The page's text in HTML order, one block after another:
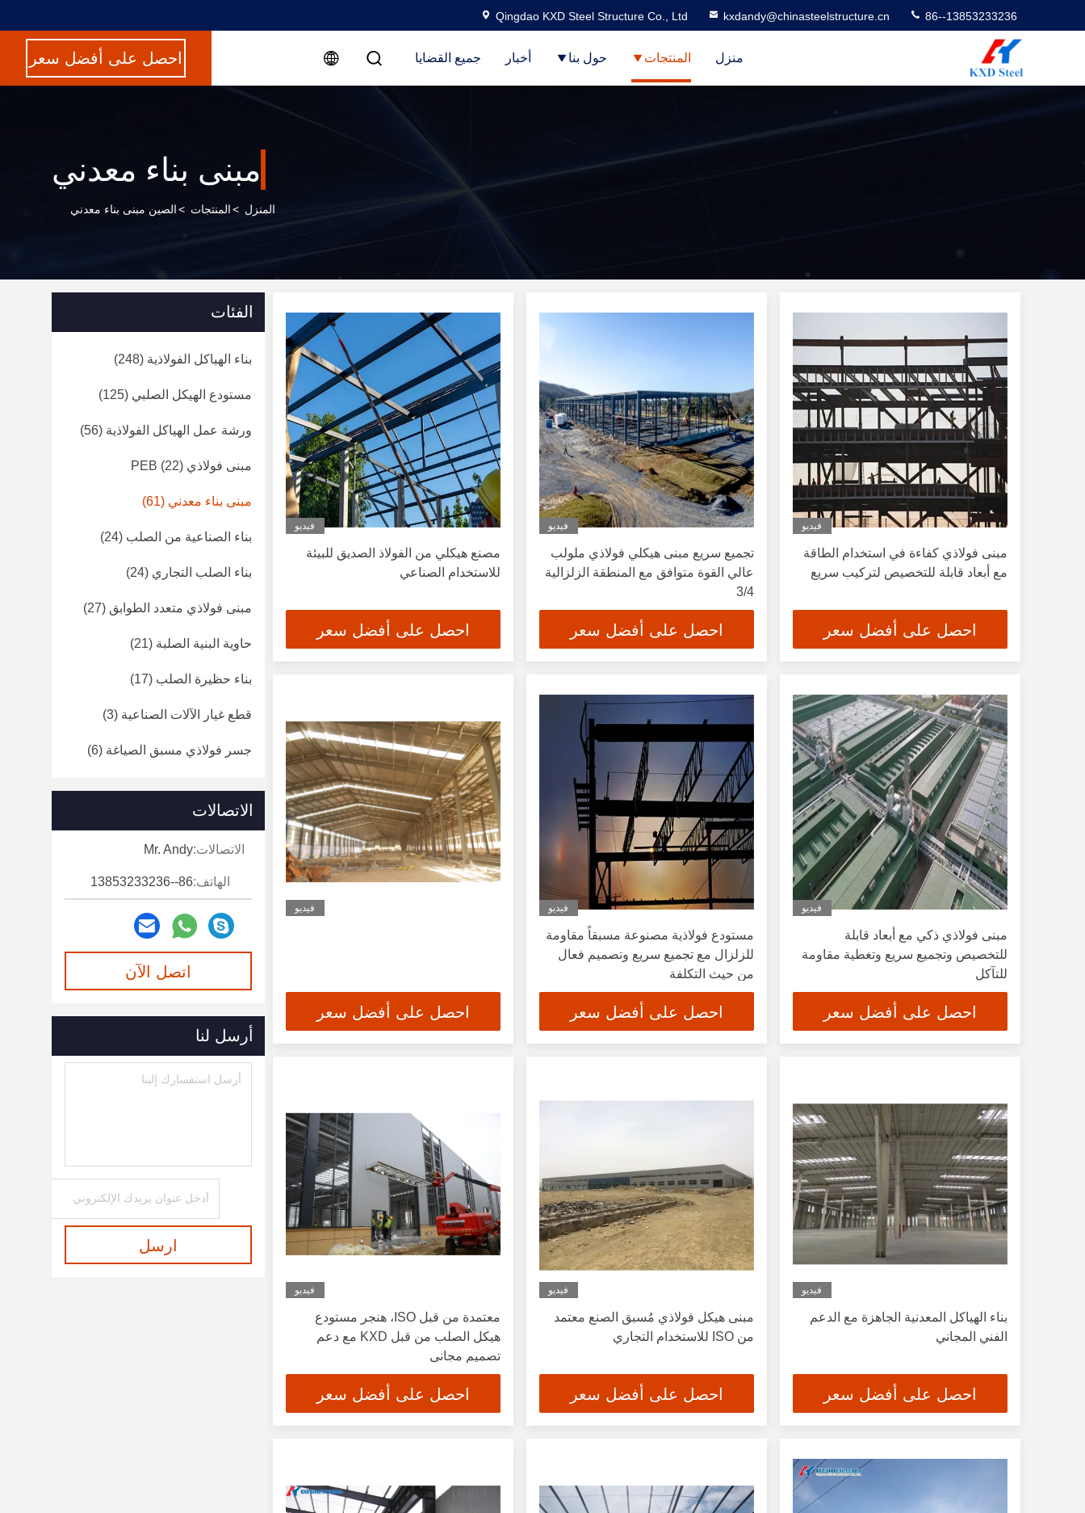
Qingdao KXD Steel Structure Co., Ltd kxdandy@chinasteelstructure.cn 86--13853233236
منزل المنتجات حول بنا أخبار جميع القضايا احصل على أفضل سعر
مبنى بناء معدني
المنزل >المنتجات >الصين مبنى بناء معدني
فيديو
مبنى فولاذي كفاءة في استخدام الطاقة
مع أبعاد قابلة للتخصيص لتركيب سريع
احصل على أفضل سعر
فيديو
تجميع سريع مبنى هيكلي فولاذي ملولب
عالي القوة متوافق مع المنطقة الزلزالية
3/4
احصل على أفضل سعر
فيديو
مصنع هيكلي من الفولاذ الصديق للبيئة
للاستخدام الصناعي
احصل على أفضل سعر
فيديو
مبنى فولاذي ذكي مع أبعاد قابلة
للتخصيص وتجميع سريع وتغطية مقاومة
للتآكل
احصل على أفضل سعر
فيديو
مستودع فولاذية مصنوعة مسبقاً مقاومة
للزلزال مع تجميع سريع وتصميم فعال
من حيث التكلفة
احصل على أفضل سعر
فيديو
احصل على أفضل سعر
فيديو
بناء الهياكل المعدنية الجاهزة مع الدعم
الفني المجاني
احصل على أفضل سعر
فيديو
مبنى هيكل فولاذي مُسبق الصنع معتمد
من ISO للاستخدام التجاري
احصل على أفضل سعر
فيديو
معتمدة من قبل ISO، هنجر مستودع
هيكل الصلب من قبل KXD مع دعم
تصميم مجاني
احصل على أفضل سعر
الفئات
بناء الهياكل الفولاذية (248)
مستودع الهيكل الصلبي (125)
ورشة عمل الهياكل الفولاذية (56)
مبنى فولاذي PEB (22)
مبنى بناء معدني (61)
بناء الصناعية من الصلب (24)
بناء الصلب التجاري (24)
مبنى فولاذي متعدد الطوابق (27)
حاوية البنية الصلبة (21)
بناء حظيرة الصلب (17)
قطع غيار الآلات الصناعية (3)
جسر فولاذي مسبق الصياغة (6)
الاتصالات
الاتصالات:Mr. Andy
الهاتف:86--13853233236
اتصل الآن
أرسل لنا
ارسل